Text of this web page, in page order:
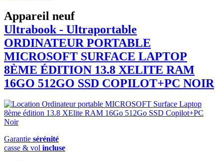
Appareil neuf
Ultrabook - Ultraportable
ORDINATEUR PORTABLE
MICROSOFT SURFACE LAPTOP
8ÈME ÉDITION 13.8 XELITE RAM
16GO 512GO SSD COPILOT+PC NOIR
Garantie sérénité
casse & vol incluse